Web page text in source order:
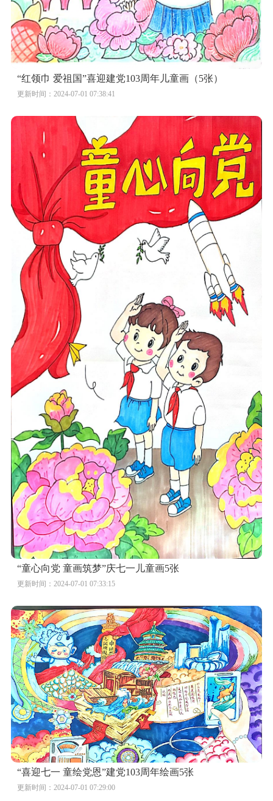
“红领巾 爱祖国”喜迎建党103周年儿童画（5张）
更新时间：2024-07-01 07:38:41
“童心向党 童画筑梦”庆七一儿童画5张
更新时间：2024-07-01 07:33:15
“喜迎七一 童绘党恩”建党103周年绘画5张
更新时间：2024-07-01 07:29:00